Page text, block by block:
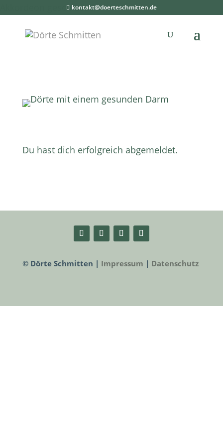
Akkordeon geschlossenkontakt@doerteschmitten.de
Du hast dich erfolgreich abgemeldet.
© Dörte Schmitten | Impressum | Datenschutz